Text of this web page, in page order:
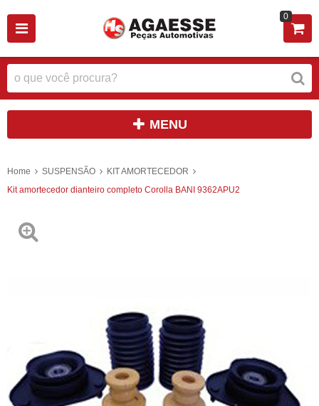
0
MENU
Home SUSPENSÃO
KIT AMORTECEDOR
Kit amortecedor dianteiro completo Corolla BANI 9362APU2